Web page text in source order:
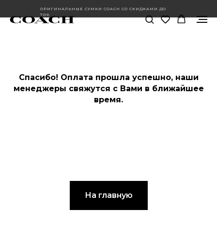
ОРИГИНАЛЬНЫЕ СУМКИ COACH СО СКИДКАМИ ДО
70%
Спасибо! Оплата прошла успешно, наши
менеджеры свяжутся с Вами в ближайшее
время.
На главную